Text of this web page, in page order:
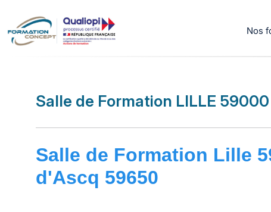
Nos
Salle de Formation LILLE
Salle de Formation Lille
d'Ascq 59650